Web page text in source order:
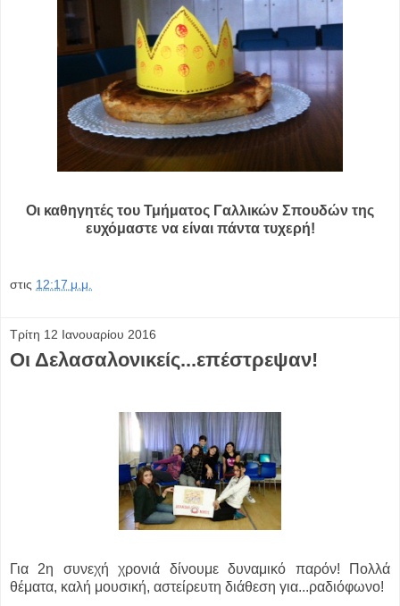
Οι καθηγητές του Τμήματος Γαλλικών Σπουδών της
ευχόμαστε να είναι πάντα τυχερή!
στις 12:17 μ.μ.
Τρίτη 12 Ιανουαρίου 2016
Οι Δελασαλονικείς...επέστρεψαν!
Για 2η συνεχή χρονιά δίνουμε δυναμικό παρόν! Πολλά
θέματα, καλή μουσική, αστείρευτη διάθεση για...ραδιόφωνο!